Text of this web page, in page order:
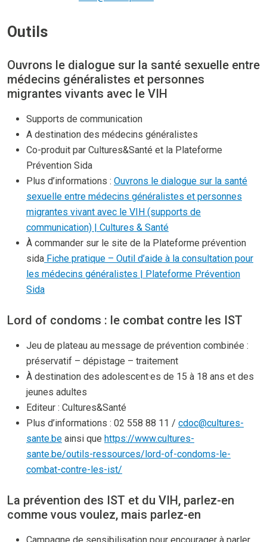
Outils
Ouvrons le dialogue sur la santé sexuelle entre
médecins généralistes et personnes
migrantes vivants avec le VIH
Supports de communication
A destination des médecins généralistes
Co-produit par Cultures&Santé et la Plateforme
Prévention Sida
Plus d’informations : Ouvrons le dialogue sur la santé
sexuelle entre médecins généralistes et personnes
migrantes vivant avec le VIH (supports de
communication) | Cultures & Santé
À commander sur le site de la Plateforme prévention
sida Fiche pratique – Outil d’aide à la consultation pour
les médecins généralistes | Plateforme Prévention
Sida
Lord of condoms : le combat contre les IST
Jeu de plateau au message de prévention combinée :
préservatif – dépistage – traitement
À destination des adolescent·es de 15 à 18 ans et des
jeunes adultes
Editeur : Cultures&Santé
Plus d’informations : 02 558 88 11 / cdoc@cultures-
sante.be ainsi que https://www.cultures-
sante.be/outils-ressources/lord-of-condoms-le-
combat-contre-les-ist/
La prévention des IST et du VIH, parlez-en
comme vous voulez, mais parlez-en